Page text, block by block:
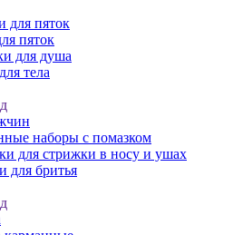
для пяток
пяток
для душа
тела
наборы с помазком
для стрижки в носу и ушах
для бритья